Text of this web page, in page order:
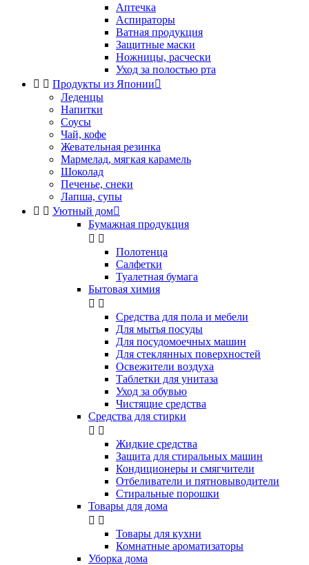
Аптечка
Аспираторы
Ватная продукция
Защитные маски
Ножницы, расчески
Уход за полостью рта
  Продукты из Японии
Леденцы
Напитки
Соусы
Чай, кофе
Жевательная резинка
Мармелад, мягкая карамель
Шоколад
Печенье, снеки
Лапша, супы
  Уютный дом
Бумажная продукция
 
Полотенца
Салфетки
Туалетная бумага
Бытовая химия
 
Cредства для пола и мебели
Для мытья посуды
Для посудомоечных машин
Для стеклянных поверхностей
Освежители воздуха
Таблетки для унитаза
Уход за обувью
Чистящие средства
Средства для стирки
 
Жидкие средства
Защита для стиральных машин
Кондиционеры и смягчители
Отбеливатели и пятновыводители
Стиральные порошки
Товары для дома
 
Товары для кухни
Комнатные ароматизаторы
Уборка дома